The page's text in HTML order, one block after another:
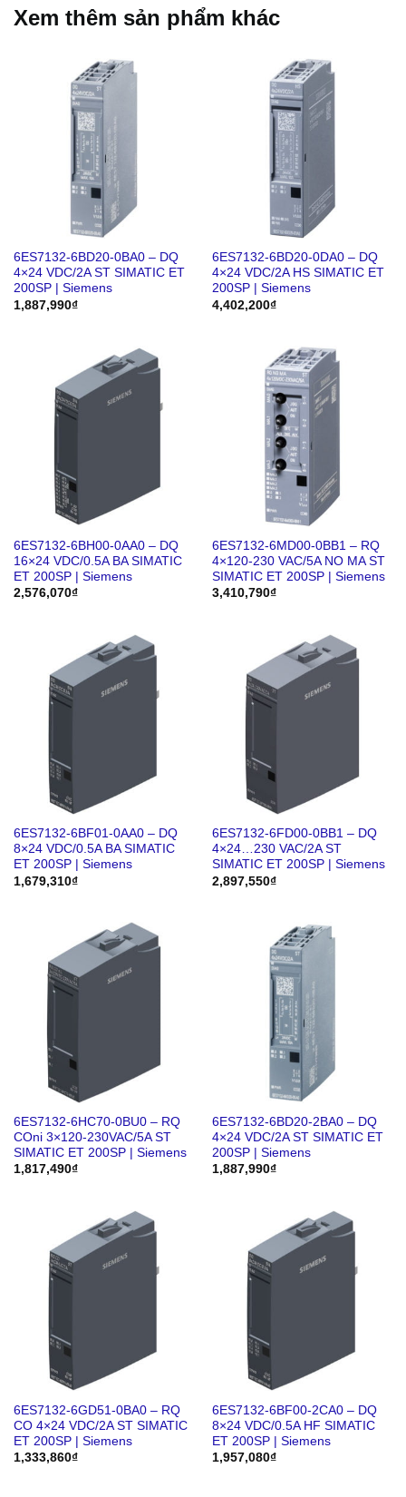
Xem thêm sản phẩm khác
6ES7132-6BD20-0BA0 – DQ
4×24 VDC/2A ST SIMATIC ET
200SP | Siemens
1,887,990₫
6ES7132-6BD20-0DA0 – DQ
4×24 VDC/2A HS SIMATIC ET
200SP | Siemens
4,402,200₫
6ES7132-6BH00-0AA0 – DQ
16×24 VDC/0.5A BA SIMATIC
ET 200SP | Siemens
2,576,070₫
6ES7132-6MD00-0BB1 – RQ
4×120-230 VAC/5A NO MA ST
SIMATIC ET 200SP | Siemens
3,410,790₫
6ES7132-6BF01-0AA0 – DQ
8×24 VDC/0.5A BA SIMATIC
ET 200SP | Siemens
1,679,310₫
6ES7132-6FD00-0BB1 – DQ
4×24…230 VAC/2A ST
SIMATIC ET 200SP | Siemens
2,897,550₫
6ES7132-6HC70-0BU0 – RQ
COni 3×120-230VAC/5A ST
SIMATIC ET 200SP | Siemens
1,817,490₫
6ES7132-6BD20-2BA0 – DQ
4×24 VDC/2A ST SIMATIC ET
200SP | Siemens
1,887,990₫
6ES7132-6GD51-0BA0 – RQ
CO 4×24 VDC/2A ST SIMATIC
ET 200SP | Siemens
1,333,860₫
6ES7132-6BF00-2CA0 – DQ
8×24 VDC/0.5A HF SIMATIC
ET 200SP | Siemens
1,957,080₫